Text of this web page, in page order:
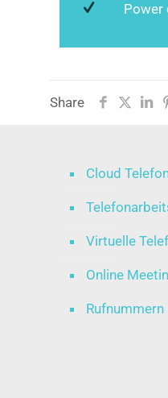
Power
Share
Cloud
Virtuelle
Online
Rufnummern